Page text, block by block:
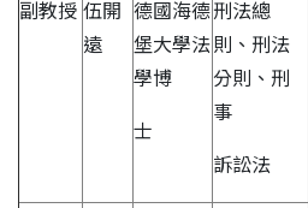
副教授 伍開
遠
德國海德
堡大學法
學博
士
刑法總
則、刑法
分則、刑
事
訴訟法